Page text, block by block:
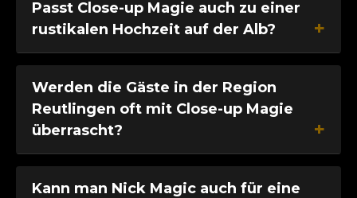
Passt Close-up Magie auch zu einer
rustikalen Hochzeit auf der Alb?
Werden die Gäste in der Region
Reutlingen oft mit Close-up Magie
überrascht?
Kann man Nick Magic auch für eine